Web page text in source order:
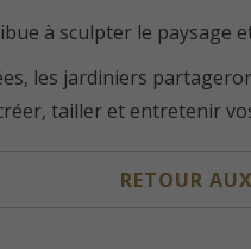
à sculpter le paysage
les jardiniers
tailler et entretenir
RETOUR